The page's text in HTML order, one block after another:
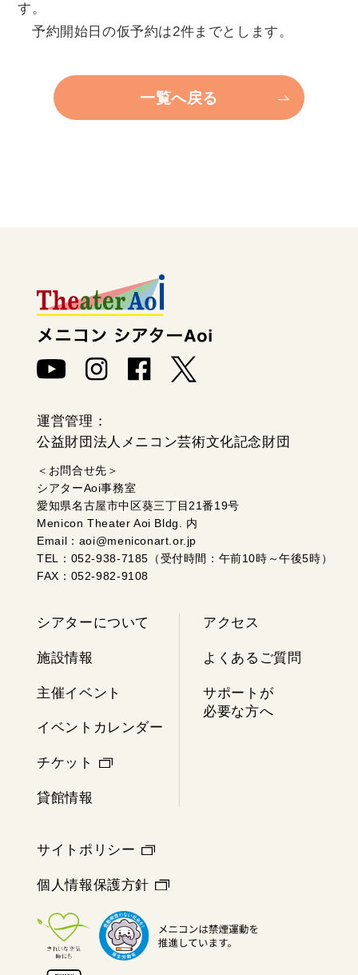
す。
予約開始日の仮予約は2件までとします。
一覧へ戻る
運営管理：
公益財団法人メニコン芸術文化記念財団
＜お問合せ先＞
シアターAoi事務室
愛知県名古屋市中区葵三丁目21番19号
Menicon Theater Aoi Bldg. 内
Email：aoi@meniconart.or.jp
TEL：052-938-7185（受付時間：午前10時～午後5時）
FAX：052-982-9108
シアターについて
施設情報
主催イベント
イベントカレンダー
チケット
貸館情報
アクセス
よくあるご質問
サポートが
必要な方へ
サイトポリシー
個人情報保護方針